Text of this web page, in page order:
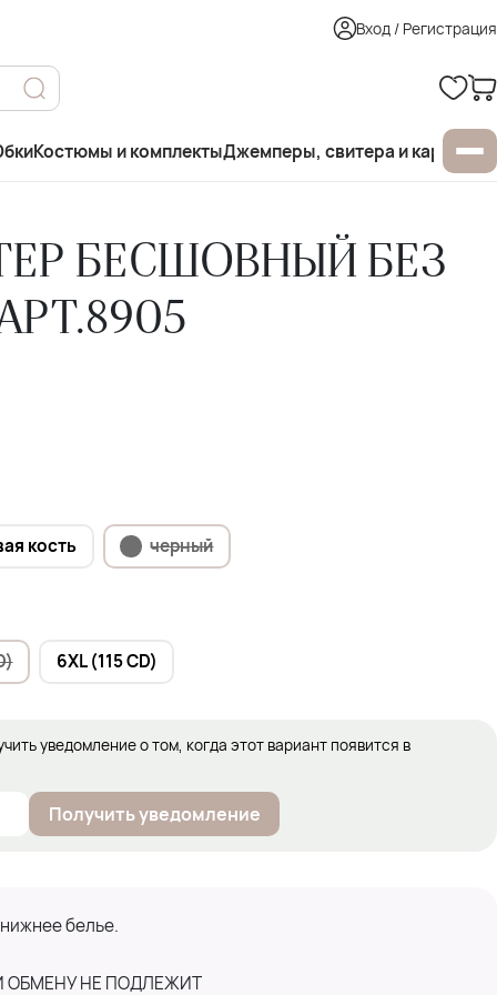
Вход / Регистрация
Костюмы и комплектыДжемперы, свитера и
БЕСШОВНЫЙ БЕЗ
кость черный
6XL (115 CD)
уведомление о том, когда этот вариант появится в
Получить уведомление
белье.
ОБМЕНУ НЕ ПОДЛЕЖИТ